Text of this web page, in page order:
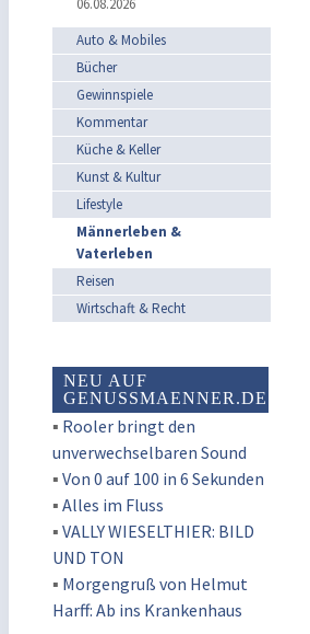
06.08.2026
Auto & Mobiles
Bücher
Gewinnspiele
Kommentar
Küche & Keller
Kunst & Kultur
Lifestyle
Männerleben &
Vaterleben
Reisen
Wirtschaft & Recht
NEU AUF
GENUSSMAENNER.DE
▪ Rooler bringt den
unverwechselbaren Sound
▪ Von 0 auf 100 in 6 Sekunden
▪ Alles im Fluss
▪ VALLY WIESELTHIER: BILD
UND TON
▪ Morgengruß von Helmut
Harff: Ab ins Krankenhaus